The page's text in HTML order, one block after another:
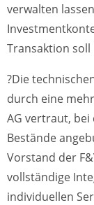
verwalten
Transaktion soll
?Die
durch eine
AG vertraut,
Bestände
Vorstand der
vollständige
individuellen